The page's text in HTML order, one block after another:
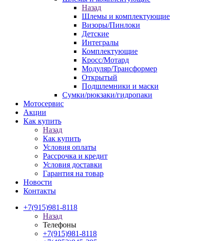
Назад
Шлемы и комплектующие
Визоры/Пинлоки
Детские
Интегралы
Комплектующие
Кросс/Мотард
Модуляр/Трансформер
Открытый
Подшлемники и маски
Сумки/рюкзаки/гидропаки
Мотосервис
Акции
Как купить
Назад
Как купить
Условия оплаты
Рассрочка и кредит
Условия доставки
Гарантия на товар
Новости
Контакты
+7(915)981-8118
Назад
Телефоны
+7(915)981-8118